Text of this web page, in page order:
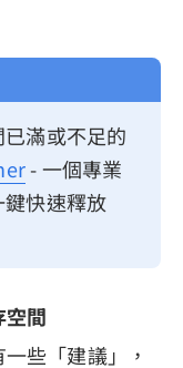
滿或不足的
- 一個專業
快速釋放
間
些「建議」，